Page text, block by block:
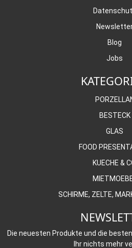
Blog
Jobs
BESTECK
GLAS
FOOD
KUECHE &
SCHIRME, ZELTE,
Die neuesten Produkte und die
Ihr nichts mehr